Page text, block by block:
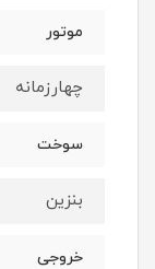
موتور
چهارزمانه
سوخت
بنزین
خروجی